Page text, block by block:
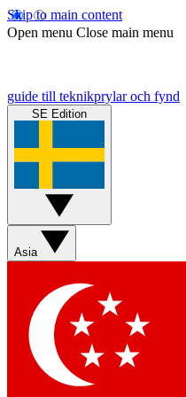
Skip to main content
Open menu Close main menu
guide till teknikprylar och fynd
SE Edition
Asia